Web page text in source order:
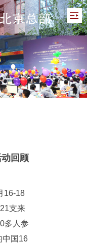
回顾
16-18
支来
多人参
中国16